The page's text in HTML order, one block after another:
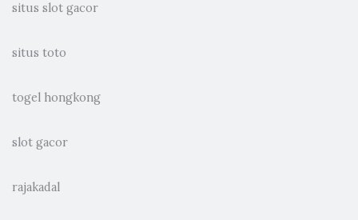
situs slot gacor
situs toto
togel hongkong
slot gacor
rajakadal